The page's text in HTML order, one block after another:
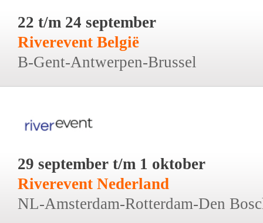
22 t/m 24 september
Riverevent België
B-Gent-Antwerpen-Brussel
29 september t/m 1 oktober
Riverevent Nederland
NL-Amsterdam-Rotterdam-Den